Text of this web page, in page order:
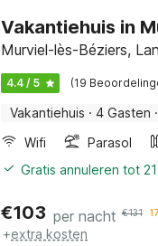
Vakantiehuis in
Murviel-lès-Béziers,
4.4 / 5 (19
Vakantiehuis · 4 Gasten ·
Wifi
Parasol
Gratis annuleren tot
€103 per nacht €131
+extra kosten